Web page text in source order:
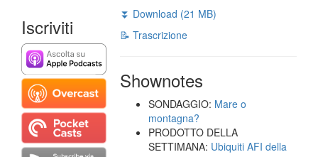
Iscriviti
⏬ Download (21 MB)
📝 Trascrizione
Shownotes
SONDAGGIO: Mare o
montagna?
PRODOTTO DELLA
SETTIMANA: Ubiquiti AFI della